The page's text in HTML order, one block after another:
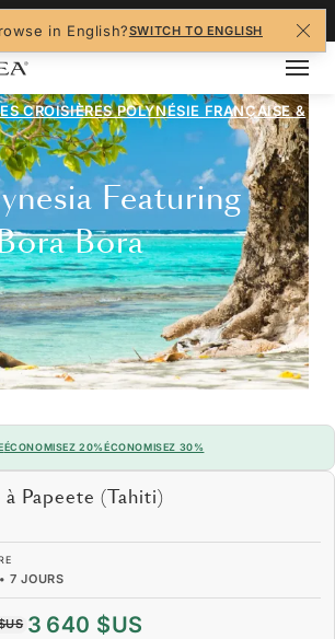
in English?SWITCH TO ENGLISH
CROISIÈRES POLYNÉSIE FRANÇAISE &
Featuring
Bora
ÉCONOMISEZ 20%ÉCONOMISEZ 30%
Papeete (Tahiti)
•7 JOURS
3 640 $US